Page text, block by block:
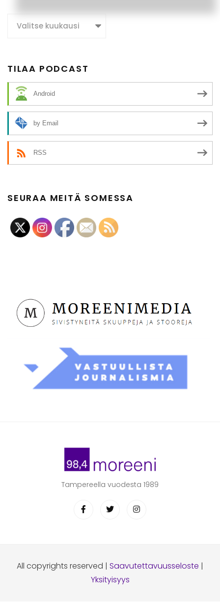
Juttuarkisto
TILAA PODCAST
Android
by Email
RSS
SEURAA MEITÄ SOMESSA
Tampereella vuodesta 1989
All copyrights reserved | Saavutettavuusseloste |
Yksityisyys